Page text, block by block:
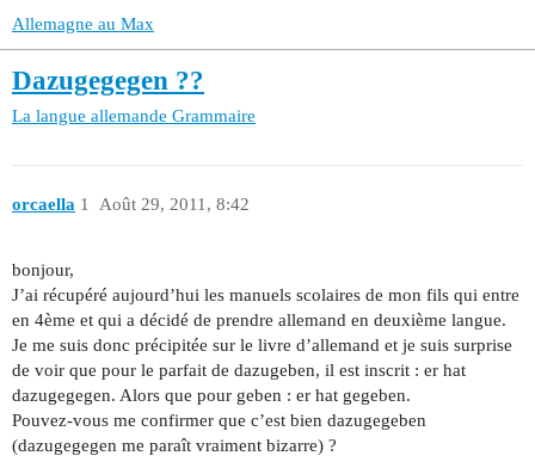
Allemagne au Max
Dazugegegen ??
La langue allemande Grammaire
orcaella Août 29, 2011, 8:42
1
bonjour,
J’ai récupéré aujourd’hui les manuels scolaires de mon fils qui entre
en 4ème et qui a décidé de prendre allemand en deuxième langue.
Je me suis donc précipitée sur le livre d’allemand et je suis surprise
de voir que pour le parfait de dazugeben, il est inscrit : er hat
dazugegegen. Alors que pour geben : er hat gegeben.
Pouvez-vous me confirmer que c’est bien dazugegeben
(dazugegegen me paraît vraiment bizarre) ?